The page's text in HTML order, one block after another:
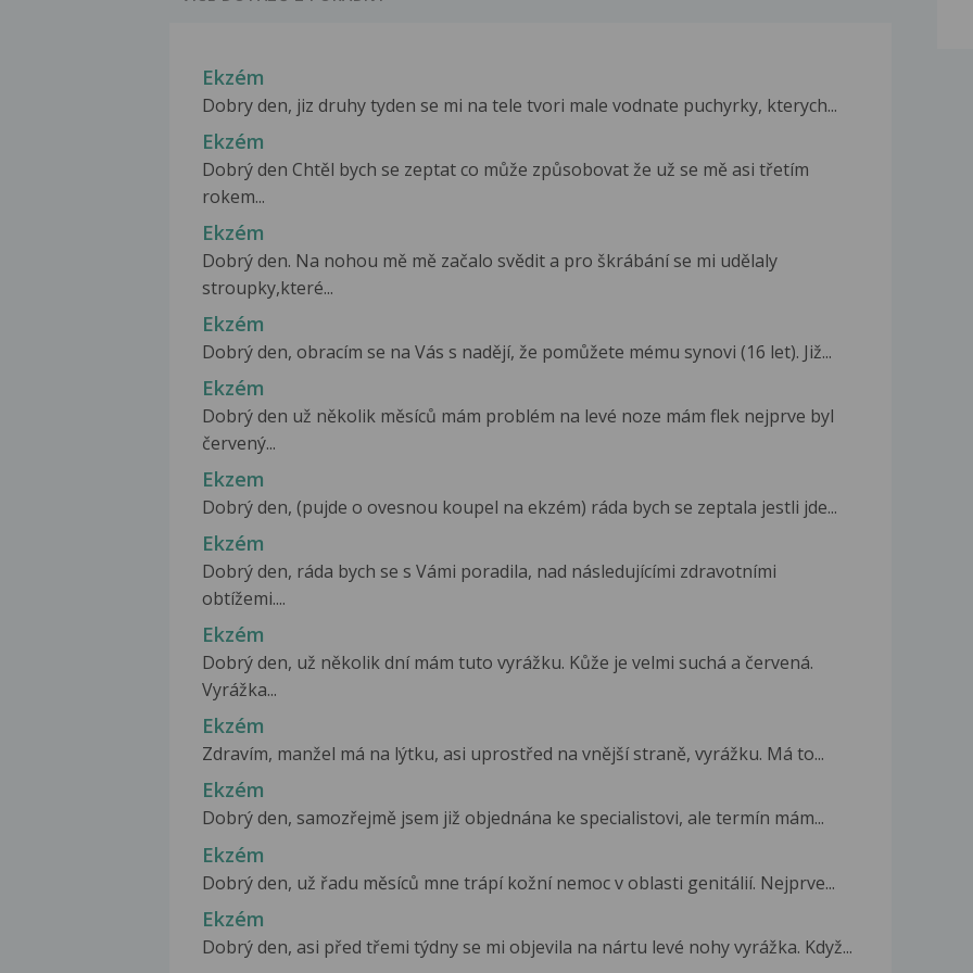
Ekzém
Dobry den, jiz druhy tyden se mi na tele tvori male vodnate puchyrky, kterych...
Ekzém
Dobrý den Chtěl bych se zeptat co může způsobovat že už se mě asi třetím
rokem...
Ekzém
Dobrý den. Na nohou mě mě začalo svědit a pro škrábání se mi udělaly
stroupky,které...
Ekzém
Dobrý den, obracím se na Vás s nadějí, že pomůžete mému synovi (16 let). Již...
Ekzém
Dobrý den už několik měsíců mám problém na levé noze mám flek nejprve byl
červený...
Ekzem
Dobrý den, (pujde o ovesnou koupel na ekzém) ráda bych se zeptala jestli jde...
Ekzém
Dobrý den, ráda bych se s Vámi poradila, nad následujícími zdravotními
obtížemi....
Ekzém
Dobrý den, už několik dní mám tuto vyrážku. Kůže je velmi suchá a červená.
Vyrážka...
Ekzém
Zdravím, manžel má na lýtku, asi uprostřed na vnější straně, vyrážku. Má to...
Ekzém
Dobrý den, samozřejmě jsem již objednána ke specialistovi, ale termín mám...
Ekzém
Dobrý den, už řadu měsíců mne trápí kožní nemoc v oblasti genitálií. Nejprve...
Ekzém
Dobrý den, asi před třemi týdny se mi objevila na nártu levé nohy vyrážka. Když...